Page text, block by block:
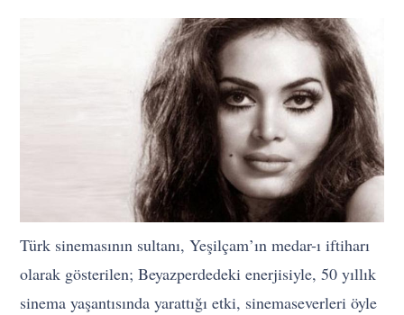
Türk sinemasının sultanı, Yeşilçam’ın medar-ı iftiharı
olarak gösterilen; Beyazperdedeki enerjisiyle, 50 yıllık
sinema yaşantısında yarattığı etki, sinemaseverleri öyle